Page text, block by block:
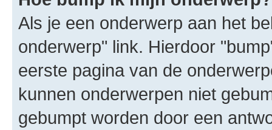
Als je een onderwerp aan het
onderwerp" link. Hierdoor
eerste pagina van de
kunnen onderwerpen niet
gebumpt worden door een